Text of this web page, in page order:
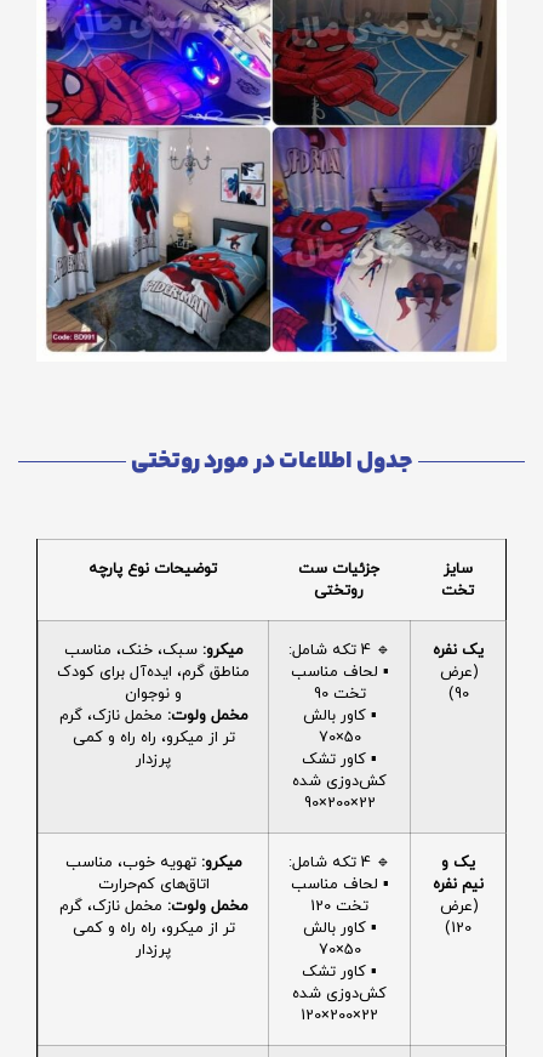
جدول اطلاعات در مورد روتختی
سایز
تخت
جزئیات ست
روتختی
توضیحات نوع پارچه
یک نفره
(عرض
90)
🔹 4 تکه شامل:
▪️ لحاف مناسب
تخت 90
▪️ کاور بالش
50×70
▪️ کاور تشک
کش‌دوزی شده
22×200×90
میکرو: سبک، خنک، مناسب
مناطق گرم، ایده‌آل برای کودک
و نوجوان
مخمل ولوت: مخمل نازک، گرم
تر از میکرو، راه راه و کمی
پرزدار
یک و
نیم نفره
(عرض
120)
🔹 4 تکه شامل:
▪️ لحاف مناسب
تخت 120
▪️ کاور بالش
50×70
▪️ کاور تشک
کش‌دوزی شده
22×200×120
میکرو: تهویه خوب، مناسب
اتاق‌های کم‌حرارت
مخمل ولوت: مخمل نازک، گرم
تر از میکرو، راه راه و کمی
پرزدار